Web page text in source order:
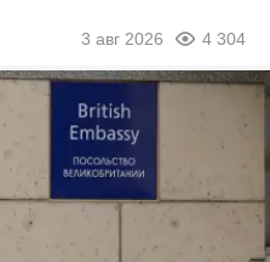
3 авг 2026 4 304